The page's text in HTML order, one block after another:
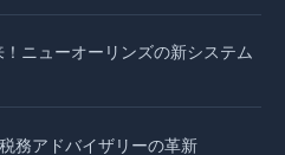
ニューオーリンズの新システム
務アドバイザリーの革新